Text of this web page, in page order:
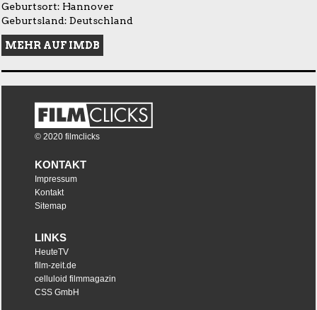
Geburtsort: Hannover
Geburtsland: Deutschland
MEHR AUF IMDB
© 2020 filmclicks
KONTAKT
Impressum
Kontakt
Sitemap
LINKS
HeuteTV
film-zeit.de
celluloid filmmagazin
CSS GmbH